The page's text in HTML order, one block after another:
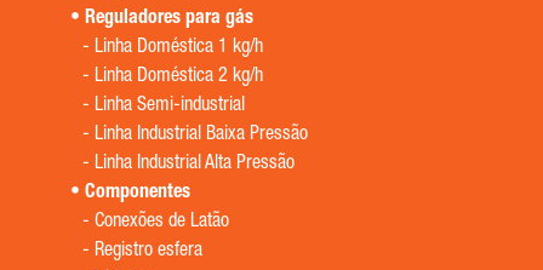
Reguladores para gás
- Linha Doméstica 1 kg/h
- Linha Doméstica 2 kg/h
- Linha Semi-industrial
- Linha Industrial Baixa Pressão
- Linha Industrial Alta Pressão
Componentes
- Conexões de Latão
- Registro esfera